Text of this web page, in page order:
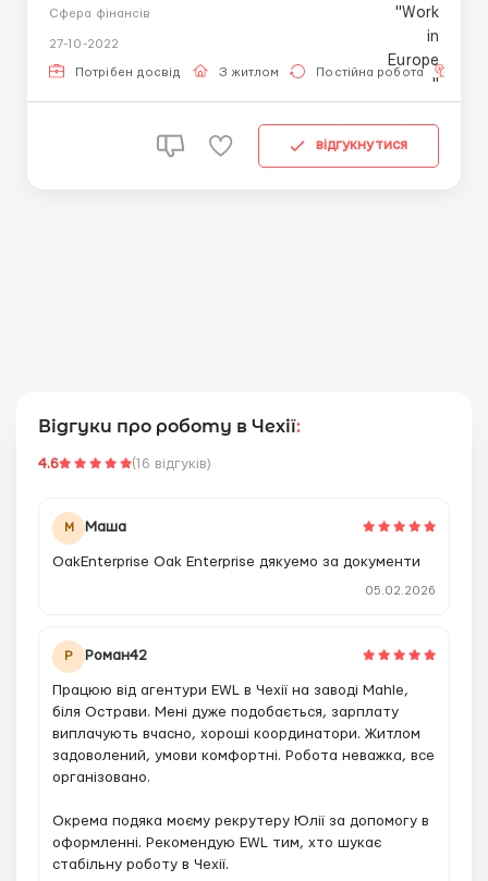
законодательства Чехии • владение 1С, Клиент-
банк, Excel • опыт работы не менее года • ...
Сфера фінансів
27-10-2022
Потрібен досвід З житлом Постійна робота
відгукнутися
Відгуки про роботу в Чехії:
4.6 (16 відгуків)
М Маша
OakEnterprise Oak Enterprise дякуемо за документи
05.02.2026
Р Роман42
Працюю від агентури EWL в Чехії на заводі Mahle,
біля Острави. Мені дуже подобається, зарплату
виплачують вчасно, хороші координатори. Житлом
задоволений, умови комфортні. Робота неважка, все
організовано.
Окрема подяка моєму рекрутеру Юлії за допомогу в
оформленні. Рекомендую EWL тим, хто шукає
стабільну роботу в Чехії.